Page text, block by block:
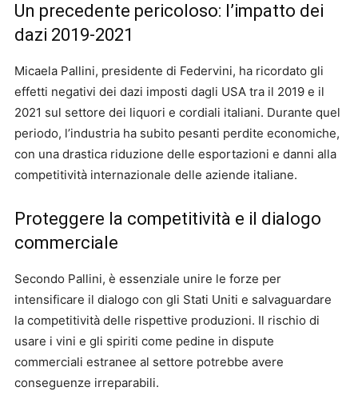
Un precedente pericoloso: l’impatto dei
dazi 2019-2021
Micaela Pallini, presidente di Federvini, ha ricordato gli
effetti negativi dei dazi imposti dagli USA tra il 2019 e il
2021 sul settore dei liquori e cordiali italiani. Durante quel
periodo, l’industria ha subito pesanti perdite economiche,
con una drastica riduzione delle esportazioni e danni alla
competitività internazionale delle aziende italiane.
Proteggere la competitività e il dialogo
commerciale
Secondo Pallini, è essenziale unire le forze per
intensificare il dialogo con gli Stati Uniti e salvaguardare
la competitività delle rispettive produzioni. Il rischio di
usare i vini e gli spiriti come pedine in dispute
commerciali estranee al settore potrebbe avere
conseguenze irreparabili.